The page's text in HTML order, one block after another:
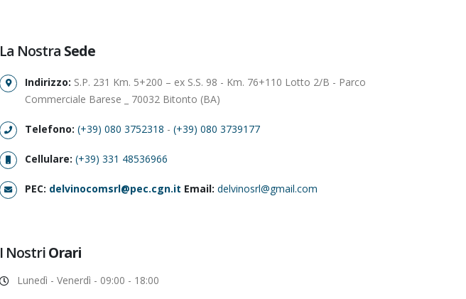
La Nostra Sede
Indirizzo: S.P. 231 Km. 5+200 – ex S.S. 98 - Km. 76+110 Lotto 2/B - Parco
Commerciale Barese _ 70032 Bitonto (BA)
Telefono: (+39) 080 3752318 - (+39) 080 3739177
Cellulare: (+39) 331 48536966
PEC: delvinocomsrl@pec.cgn.it Email: delvinosrl@gmail.com
I NostriOrari
Lunedì - Venerdì - 09:00 - 18:00